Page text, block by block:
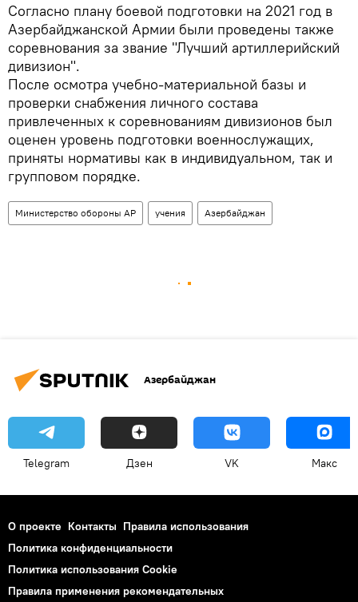
Согласно плану боевой подготовки на 2021 год в
Азербайджанской Армии были проведены также
соревнования за звание "Лучший артиллерийский
дивизион".
После осмотра учебно-материальной базы и
проверки снабжения личного состава
привлеченных к соревнованиям дивизионов был
оценен уровень подготовки военнослужащих,
приняты нормативы как в индивидуальном, так и
групповом порядке.
Министерство обороны АР учения Азербайджан
Азербайджан
Telegram Дзен VK Макс
О проекте Контакты Правила использования
Политика конфиденциальности
Политика использования Cookie
Правила применения рекомендательных